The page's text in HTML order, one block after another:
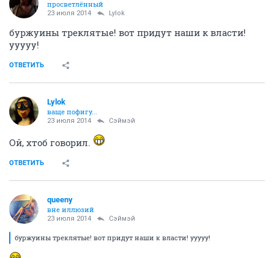
просветлённый
23 июля 2014 Lylok
буржуины треклятые! вот придут наши к власти!
ууууу!
ОТВЕТИТЬ
Lylok
ваще пофигу...
23 июля 2014 Сэймэй
Ой, хтоб говорил.
ОТВЕТИТЬ
queeny
вне иллюзий
23 июля 2014 Сэймэй
буржуины треклятые! вот придут наши к власти! ууууу!